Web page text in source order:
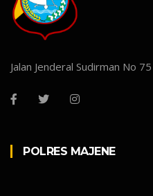
Jalan Jenderal Sudirman No
POLRES MAJENE